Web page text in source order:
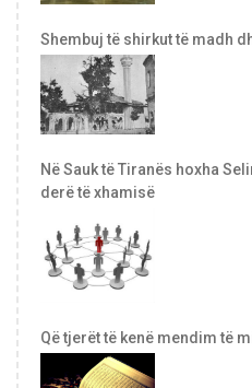
Shembuj të shirkut të madh
Në Sauk të Tiranës hoxha
derë të xhamisë
Që tjerët të kenë mendim të